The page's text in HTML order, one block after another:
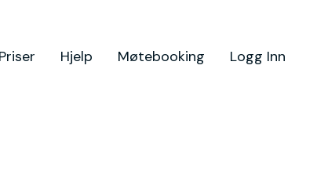
Priser Hjelp Møtebooking Logg Inn